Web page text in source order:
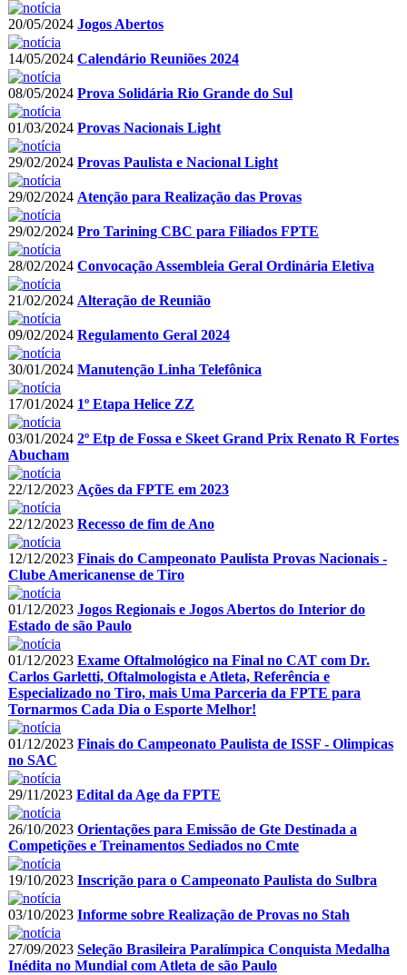
20/05/2024 Jogos Abertos
14/05/2024 Calendário Reuniões 2024
08/05/2024 Prova Solidária Rio Grande do Sul
01/03/2024 Provas Nacionais Light
29/02/2024 Provas Paulista e Nacional Light
29/02/2024 Atenção para Realização das Provas
29/02/2024 Pro Tarining CBC para Filiados FPTE
28/02/2024 Convocação Assembleia Geral Ordinária Eletiva
21/02/2024 Alteração de Reunião
09/02/2024 Regulamento Geral 2024
30/01/2024 Manutenção Linha Telefônica
17/01/2024 1º Etapa Helice ZZ
03/01/2024 2º Etp de Fossa e Skeet Grand Prix Renato R Fortes
Abucham
22/12/2023 Ações da FPTE em 2023
22/12/2023 Recesso de fim de Ano
12/12/2023 Finais do Campeonato Paulista Provas Nacionais -
Clube Americanense de Tiro
01/12/2023 Jogos Regionais e Jogos Abertos do Interior do
Estado de são Paulo
01/12/2023 Exame Oftalmológico na Final no CAT com Dr.
Carlos Garletti, Oftalmologista e Atleta, Referência e
Especializado no Tiro, mais Uma Parceria da FPTE para
Tornarmos Cada Dia o Esporte Melhor!
01/12/2023 Finais do Campeonato Paulista de ISSF - Olimpicas
no SAC
29/11/2023 Edital da Age da FPTE
26/10/2023 Orientações para Emissão de Gte Destinada a
Competições e Treinamentos Sediados no Cmte
19/10/2023 Inscrição para o Campeonato Paulista do Sulbra
03/10/2023 Informe sobre Realização de Provas no Stah
27/09/2023 Seleção Brasileira Paralímpica Conquista Medalha
Inédita no Mundial com Atleta de são Paulo